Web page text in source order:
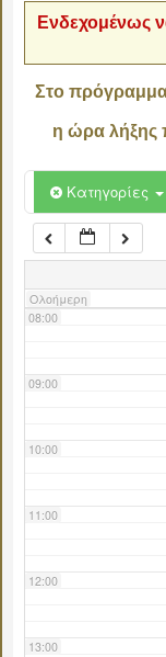
Ενδεχομένως
Στο πρόγραμμα
η ώρα λήξης
Κατηγορίες
Ολοήμερη
06:00
07:00
08:00
09:00
10:00
11:00
12:00
13:00